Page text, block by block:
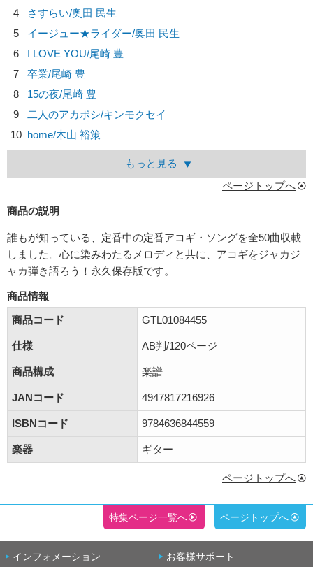
4
さすらい/奥田 民生
5
イージュー★ライダー/奥田 民生
6
I LOVE YOU/尾崎 豊
7
卒業/尾崎 豊
8
15の夜/尾崎 豊
9
二人のアカボシ/キンモクセイ
10 home/木山 裕策
もっと見る
ページトップへ
商品の説明
誰もが知っている、定番中の定番アコギ・ソングを全50曲収載
しました。心に染みわたるメロディと共に、アコギをジャカジ
ャカ弾き語ろう！永久保存版です。
商品情報
商品コード
GTL01084455
仕様 AB判/120ページ
商品構成 楽譜
JANコード 4947817216926
ISBNコード 9784636844559
楽器 ギター
ページトップへ
特集ページ一覧へ ページトップへ
インフォメーション お客様サポート